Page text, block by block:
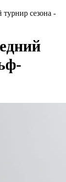
сезона -